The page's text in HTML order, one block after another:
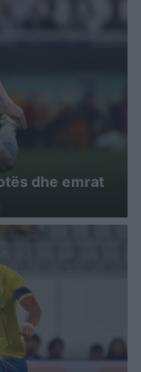
dhe emrat